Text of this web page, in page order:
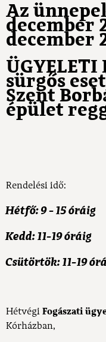
Az
december
december
ÜGYELETI
sürgős
Szent
épület
Rendelési idő:
Hétfő: 9 - 15
Kedd: 11-19
Csütörtök: 11-19
Hétvégi Fogászati
Kórházban,